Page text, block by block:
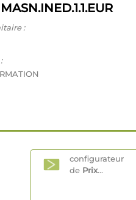
:
configurateur
de Prix...